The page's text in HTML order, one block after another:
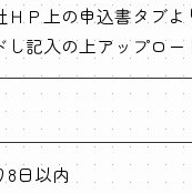
ＨＰ上の申込書タブよ
し記入の上アップロー
日以内